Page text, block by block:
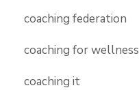
coaching federation
coaching for wellness
coaching it